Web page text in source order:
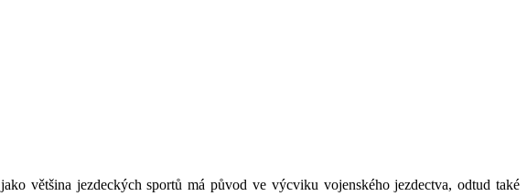
většina jezdeckých sportů má původ ve výcviku vojenského jezdectva, odtud také